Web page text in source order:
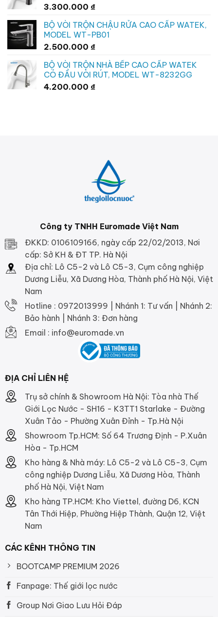
3.300.000 ₫
BỘ VÒI TRỘN CHẬU RỬA CAO CẤP WATEK,
MODEL WT-PB01
2.500.000 ₫
BỘ VÒI TRỘN NHÀ BẾP CAO CẤP WATEK
CÓ ĐẦU VÒI RÚT, MODEL WT-8232GG
4.200.000 ₫
Công ty TNHH Euromade Việt Nam
ĐKKD: 0106109166, ngày cấp 22/02/2013, Nơi
cấp: Sở KH & ĐT TP. Hà Nội
Địa chỉ: Lô C5-2 và Lô C5-3, Cụm công nghiệp
Dương Liễu, Xã Dương Hòa, Thành phố Hà Nội, Việt
Nam
Hotline : 0972013999 | Nhánh 1: Tư vấn | Nhánh 2:
Bảo hành | Nhánh 3: Đơn hàng
Email : info@euromade.vn
ĐỊA CHỈ LIÊN HỆ
Trụ sở chính & Showroom Hà Nội: Tòa nhà Thế
Giới Lọc Nước - SH16 - K3TT1 Starlake - Đường
Xuân Tảo - Phường Xuân Đỉnh - Tp.Hà Nội
Showroom Tp.HCM: Số 64 Trương Định - P.Xuân
Hòa - Tp.HCM
Kho hàng & Nhà máy: Lô C5-2 và Lô C5-3, Cụm
công nghiệp Dương Liễu, Xã Dương Hòa, Thành
phố Hà Nội, Việt Nam
Kho hàng TP.HCM: Kho Viettel, đường D6, KCN
Tân Thới Hiệp, Phường Hiệp Thành, Quận 12, Việt
Nam
CÁC KÊNH THÔNG TIN
BOOTCAMP PREMIUM 2026
Fanpage: Thế giới lọc nước
Group Nơi Giao Lưu Hỏi Đáp